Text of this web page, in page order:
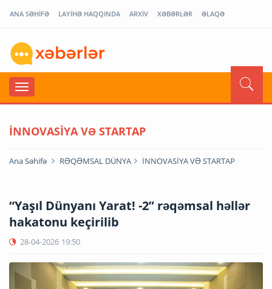
ANA SƏHİFƏ LAYİHƏ HAQQINDA ARXİV XƏBƏRLƏR ƏLAQƏ
İNNOVASİYA VƏ STARTAP
Ana Səhifə RƏQƏMSAL DÜNYA İNNOVASİYA VƏ STARTAP
“Yaşıl Dünyanı Yarat! -2” rəqəmsal həllər
hakatonu keçirilib
28-04-2026 19:50